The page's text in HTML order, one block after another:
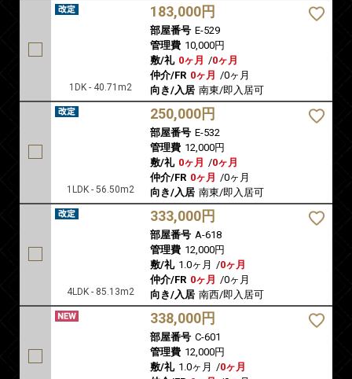
1DK - 40.71m2
183,000円
部屋番号 E-529
管理費 10,000円
敷/礼 0ヶ月 /0ヶ月
仲介/FR 0ヶ月 /0ヶ月
向き/入居 南東/即入居可
1LDK - 56.50m2
250,000円
部屋番号 E-532
管理費 12,000円
敷/礼 0ヶ月 /0ヶ月
仲介/FR 0ヶ月 /0ヶ月
向き/入居 南東/即入居可
4LDK - 85.13m2
333,000円
部屋番号 A-618
管理費 12,000円
敷/礼 1.0ヶ月 /0ヶ月
仲介/FR 0ヶ月 /0ヶ月
向き/入居 南西/即入居可
338,000円
部屋番号 C-601
管理費 12,000円
敷/礼 1.0ヶ月 /0ヶ月